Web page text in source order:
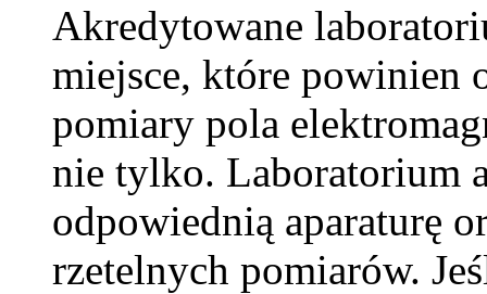
Akredytowane
miejsce, które powinien
pomiary pola
nie tylko. Laboratorium
odpowiednią aparaturę
rzetelnych pomiarów.